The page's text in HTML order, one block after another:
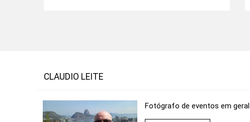
CLAUDIO LEITE
Fotógrafo de eventos em geral